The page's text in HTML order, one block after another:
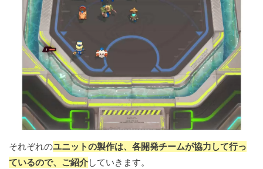
それぞれのユニットの製作は、各開発チームが協力して行っ
ているので、ご紹介していきます。